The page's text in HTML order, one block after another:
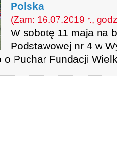
Polska
(Zam: 16.07.2019 r.,
W sobotę 11 maja na
Podstawowej nr 4 w
o Puchar Fundacji